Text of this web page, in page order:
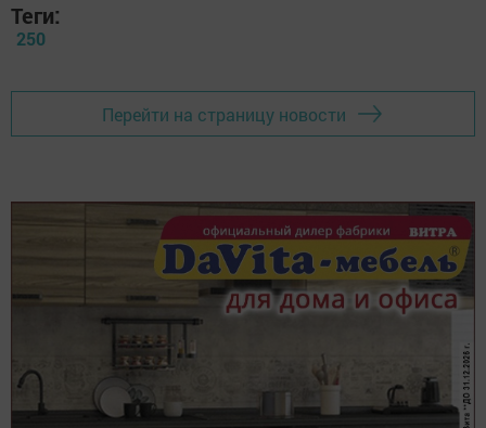
Теги:
250
Перейти на страницу новости